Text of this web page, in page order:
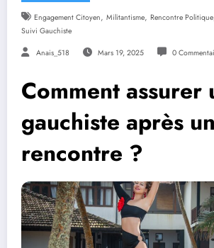
Engagement Citoyen, Militantisme, Rencontre Politique
Suivi Gauchiste
Anais_518 Mars 19, 2025 0
Comment assurer
gauchiste après
rencontre ?